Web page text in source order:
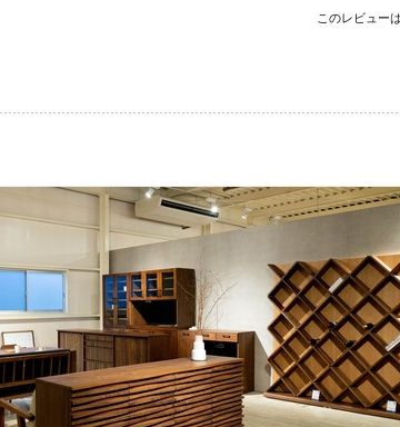
だと思うので、今は決して高い買い物ではなかったと満足してま
このレビュー